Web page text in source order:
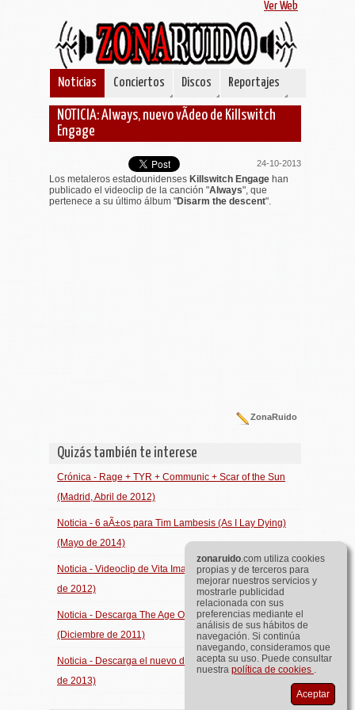
Ver Web
Noticias Conciertos Discos Reportajes
NOTICIA: Always, nuevo vÃ­deo de Killswitch
Engage
24-10-2013
Los metaleros estadounidenses Killswitch Engage han
publicado el videoclip de la canción "Always", que
pertenece a su último álbum "Disarm the descent".
ZonaRuido
Quizás también te interese
Crónica - Rage + TYR + Communic + Scar of the Sun
(Madrid, Abril de 2012)
Noticia - 6 aÃ±os para Tim Lambesis (As I Lay Dying)
(Mayo de 2014)
Noticia - Videoclip de Vita Imana: Un nuevo sol (Enero
de 2012)
Noticia - Descarga The Age Of Remix Hell de Chimaira
(Diciembre de 2011)
Noticia - Descarga el nuevo disco de TabÃ¼la (Julio
de 2013)
zonaruido.com utiliza cookies
propias y de terceros para
mejorar nuestros servicios y
mostrarle publicidad
relacionada con sus
preferencias mediante el
análisis de sus hábitos de
navegación. Si continúa
navegando, consideramos que
acepta su uso. Puede consultar
nuestra política de cookies .
Aceptar